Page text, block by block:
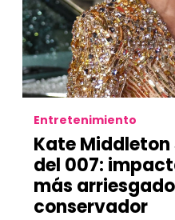
Entretenimiento
Kate Middleton
del 007:
más
conservador